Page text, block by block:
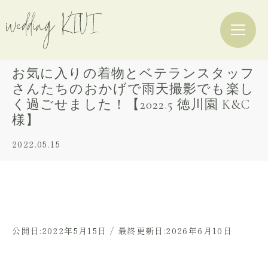
お気に入りの着物とベテランスタッフ
さんたちのおかげで雨天撮影でも楽し
く過ごせました！【2022.5 徳川園 K&C
様】
2022.05.15
公開日:2022年5月15日 / 最終更新日:2026年6月10日